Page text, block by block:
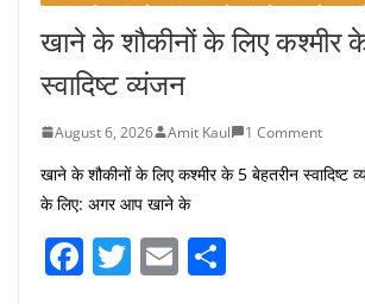
खाने के शौकीनों के लिए कश्मीर
स्वादिष्ट व्यंजन
August 6, 2026 Amit Kaul 1 Comment
खाने के शौकीनों के लिए कश्मीर के 5 बेहतरीन स्वादिष्ट
के लिए: अगर आप खाने के
F T E